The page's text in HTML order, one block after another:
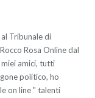
Tribunale di
Rosa Online dal
amici, tutti
politico, ho
on line " talenti